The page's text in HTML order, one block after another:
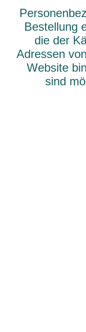
Bestellung
die der
Adressen
Website
sind